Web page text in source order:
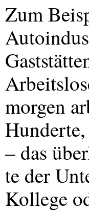
Zum
morgen
– das
te der
Kollege